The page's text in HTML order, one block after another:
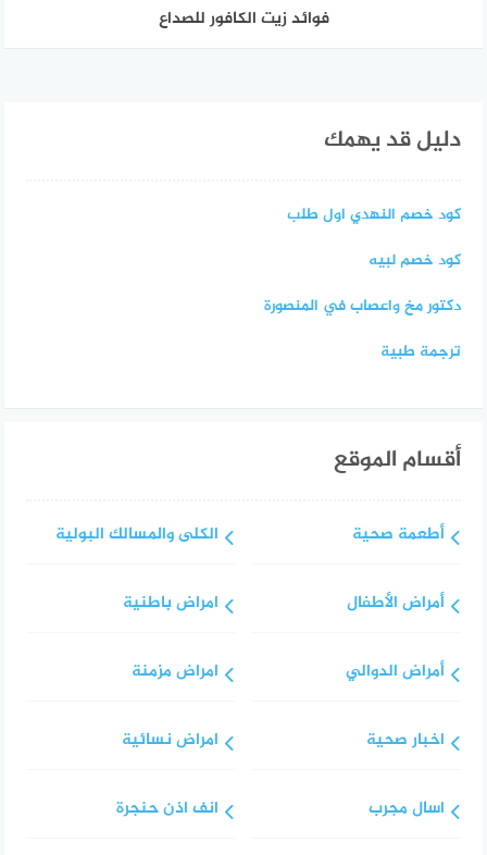
فوائد زيت الكافور للصداع
دليل قد يهمك
كود خصم النهدي اول طلب
كود خصم لبيه
دكتور مخ واعصاب في المنصورة
ترجمة طبية
أقسام الموقع
أطعمة صحية
أمراض الأطفال
أمراض الدوالي
اخبار صحية
اسال مجرب
الكلى والمسالك البولية
امراض باطنية
امراض مزمنة
امراض نسائية
انف اذن حنجرة